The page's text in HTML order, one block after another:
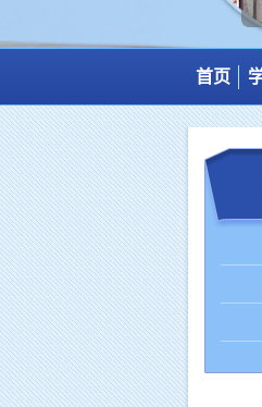
首页
图片新闻
通知公告
综合新闻